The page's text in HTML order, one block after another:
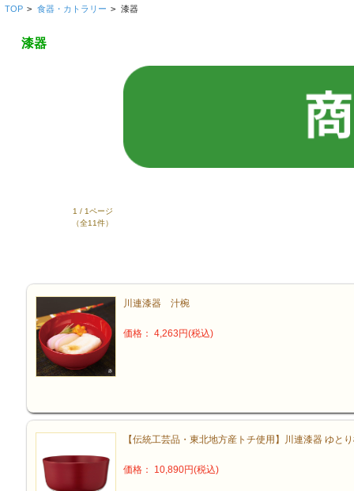
TOP > 食器・カトラリー > 漆器
漆器
1 / 1ページ
（全11件）
川連漆器 汁椀
価格： 4,263円(税込)
【伝統工芸品・東北地方産トチ使用】川連漆器 ゆと
価格： 10,890円(税込)